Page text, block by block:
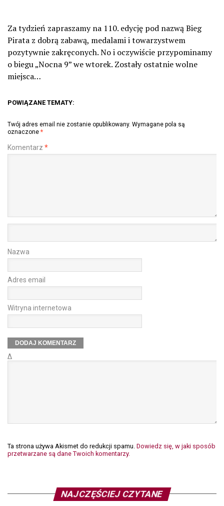
Za tydzień zapraszamy na 110. edycję pod nazwą Bieg
Pirata z dobrą zabawą, medalami i towarzystwem
pozytywnie zakręconych. No i oczywiście przypominamy
o biegu „Nocna 9” we wtorek. Zostały ostatnie wolne
miejsca…
POWIĄZANE TEMATY:
Twój adres email nie zostanie opublikowany. Wymagane pola są
oznaczone *
Komentarz *
Nazwa
Adres email
Witryna internetowa
Δ
Ta strona używa Akismet do redukcji spamu. Dowiedz się, w jaki sposób
przetwarzane są dane Twoich komentarzy.
NAJCZĘŚCIEJ CZYTANE